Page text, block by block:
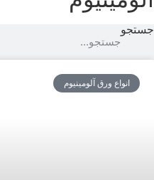
جستجو
انواع ورق آلومینیوم